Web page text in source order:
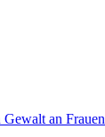
an Frauen